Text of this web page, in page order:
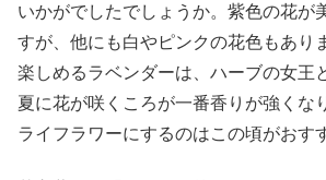
いかがでしたでしょうか。紫色の花が
すが、他にも白やピンクの花色もあり
楽しめるラベンダーは、ハーブの女王
夏に花が咲くころが一番香りが強くな
ライフラワーにするのはこの頃がおす